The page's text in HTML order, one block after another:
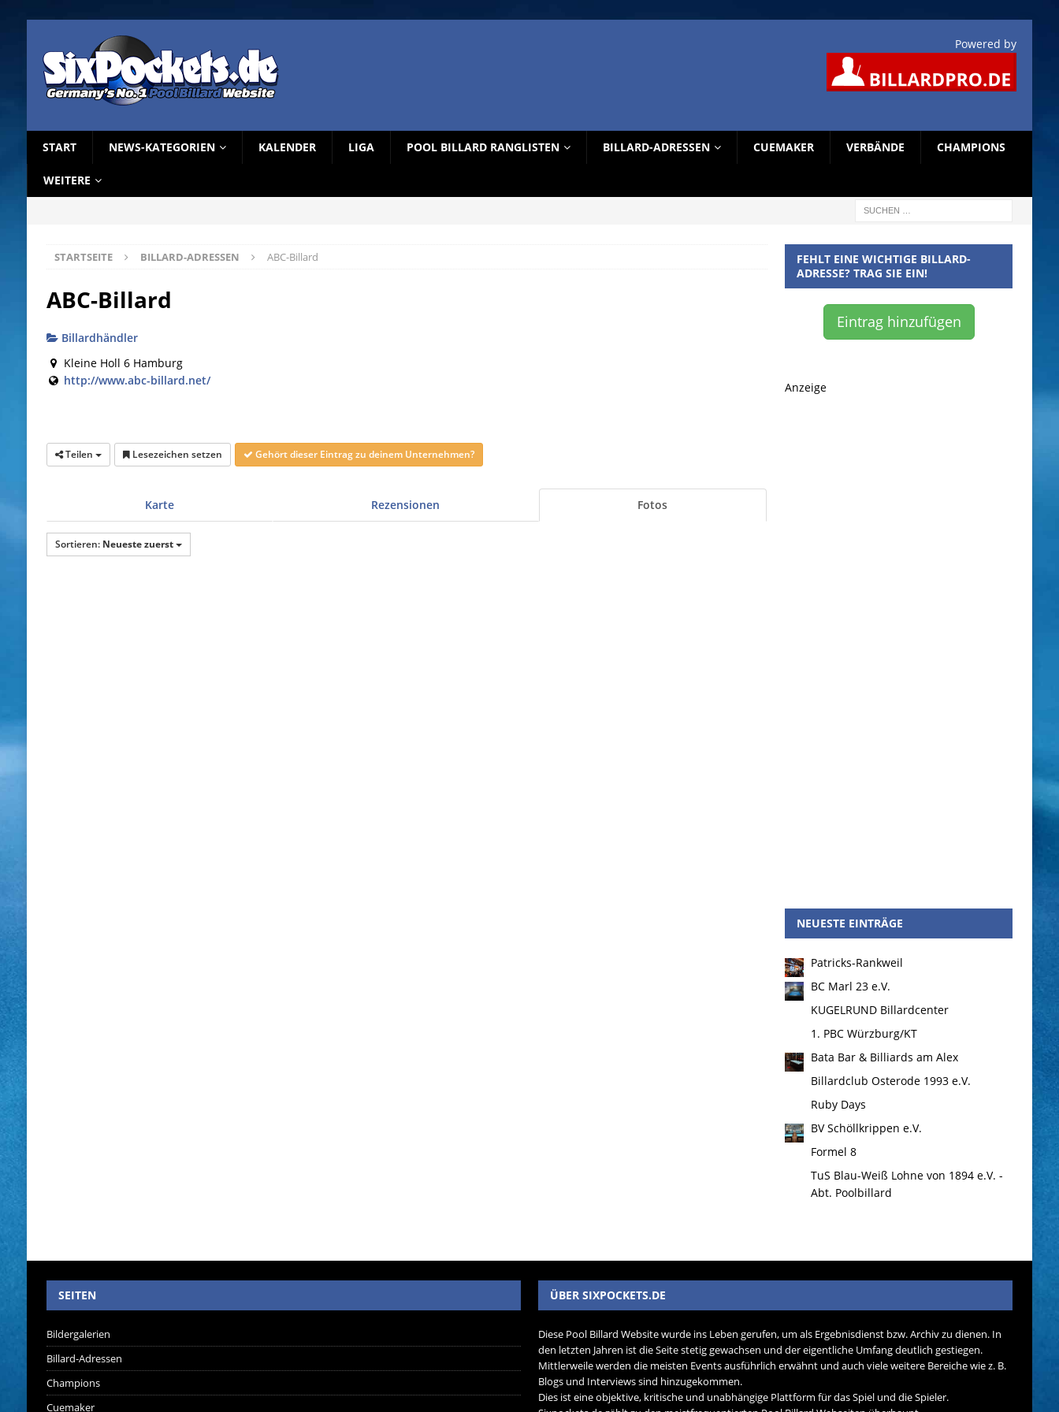
Powered by
START NEWS-KATEGORIEN KALENDER LIGA POOL BILLARD RANGLISTEN BILLARD-ADRESSEN CUEMAKER VERBÄNDE CHAMPIONS
WEITERE
STARTSEITE BILLARD-ADRESSEN ABC-Billard
ABC-Billard
Billardhändler
Kleine Holl 6 Hamburg
http://www.abc-billard.net/
Teilen Lesezeichen setzen Gehört dieser Eintrag zu deinem Unternehmen?
Karte Rezensionen Fotos
Sortieren: Neueste zuerst
FEHLT EINE WICHTIGE BILLARD-
ADRESSE? TRAG SIE EIN!
Eintrag hinzufügen
Anzeige
NEUESTE EINTRÄGE
Patricks-Rankweil
BC Marl 23 e.V.
KUGELRUND Billardcenter
1. PBC Würzburg/KT
Bata Bar & Billiards am Alex
Billardclub Osterode 1993 e.V.
Ruby Days
BV Schöllkrippen e.V.
Formel 8
TuS Blau-Weiß Lohne von 1894 e.V. -
Abt. Poolbillard
SEITEN
Bildergalerien
Billard-Adressen
Champions
Cuemaker
ÜBER SIXPOCKETS.DE
Diese Pool Billard Website wurde ins Leben gerufen, um als Ergebnisdienst bzw. Archiv zu dienen. In
den letzten Jahren ist die Seite stetig gewachsen und der eigentliche Umfang deutlich gestiegen.
Mittlerweile werden die meisten Events ausführlich erwähnt und auch viele weitere Bereiche wie z. B.
Blogs und Interviews sind hinzugekommen.
Dies ist eine objektive, kritische und unabhängige Plattform für das Spiel und die Spieler.